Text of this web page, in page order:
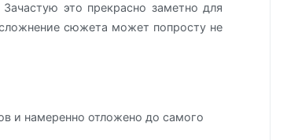
это прекрасно заметно для
сюжета может попросту не
и намеренно отложено до самого